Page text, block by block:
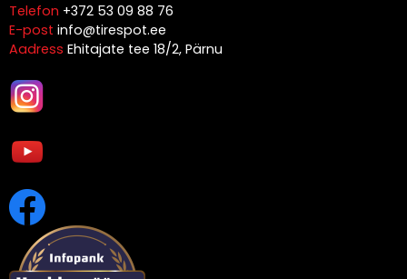
Telefon +372 53 09 88 76
E-post info@tirespot.ee
Aadress Ehitajate tee 18/2, Pärnu